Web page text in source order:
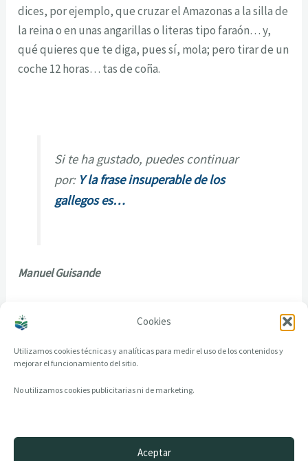
Cookies
Utilizamos cookies técnicas y analíticas para medir el uso de los contenidos y
mejorar el funcionamiento del sitio.
No utilizamos cookies publicitarias ni de marketing.
Aceptar
dices, por ejemplo, que cruzar el Amazonas a la silla de
la reina o en unas angarillas o literas tipo faraón… y,
qué quieres que te diga, pues sí, mola; pero tirar de un
coche 12 horas… tas de coña.
Si te ha gustado, puedes continuar
por: Y la frase insuperable de los
gallegos es…
Manuel Guisande